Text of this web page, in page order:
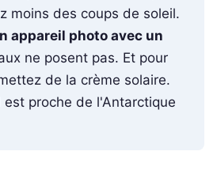
moins des coups de soleil.
appareil photo avec un
ne posent pas. Et pour
de la crème solaire.
est proche de l'Antarctique